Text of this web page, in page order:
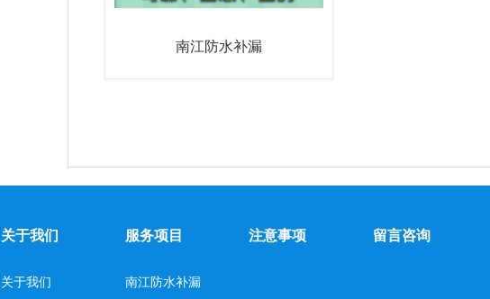
南江防水补漏
关于我们
关于我们
服务项目
南江防水补漏
注意事项 留言咨询